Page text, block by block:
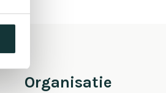
Organisatie